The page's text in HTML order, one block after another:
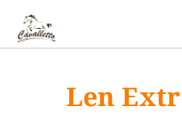
obsah
Len